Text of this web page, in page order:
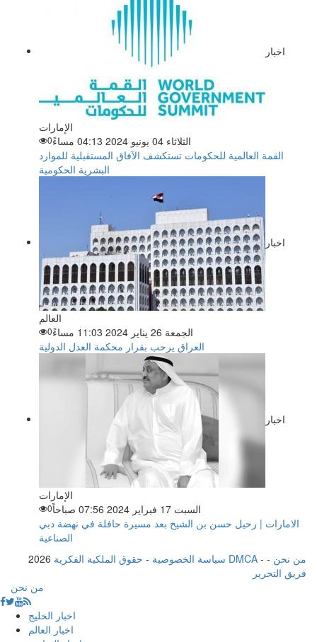
اخبار
الإمارات
الثلاثاء 04 يونيو 2024 04:13 مساءً
0
القمة العالمية للحكومات تستكشف الآفاق المستقبلية للموارد
البشرية الحكومية
اخبار
العالم
الجمعة 26 يناير 2024 11:03 مساءً
0
العراق يرحب بقرار محكمة العدل الدولية
اخبار
الإمارات
السبت 17 فبراير 2024 07:56 صباحاً
0
الامارات | رحيل حسن بن الشيخ بعد مسيرة حافلة في نهضة دبي
الصناعية
2026
سياسة الخصوصية - حقوق الملكية الفكرية DMCA - من نحن -
فريق التحرير
من نحن
اخبار الخليج
اخبار العالم